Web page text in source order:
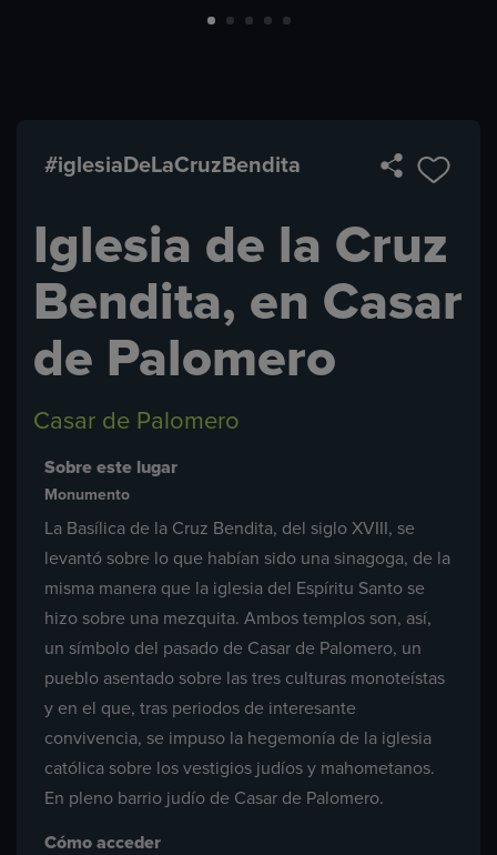
#iglesiaDeLaCruzBendita
Iglesia de la Cruz
Bendita, en Casar
de Palomero
Casar de Palomero
Sobre este lugar
Monumento
La Basílica de la Cruz Bendita, del siglo XVIII, se
levantó sobre lo que habían sido una sinagoga, de la
misma manera que la iglesia del Espíritu Santo se
hizo sobre una mezquita. Ambos templos son, así,
un símbolo del pasado de Casar de Palomero, un
pueblo asentado sobre las tres culturas monoteístas
y en el que, tras periodos de interesante
convivencia, se impuso la hegemonía de la iglesia
católica sobre los vestigios judíos y mahometanos.
En pleno barrio judío de Casar de Palomero.
Cómo acceder